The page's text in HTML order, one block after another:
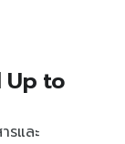
Up to
รและ